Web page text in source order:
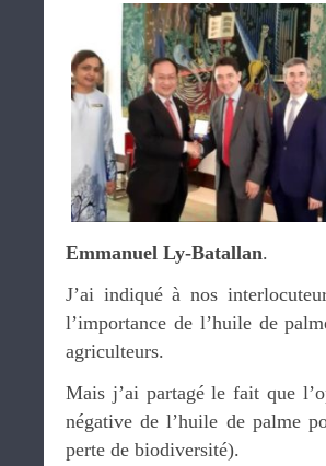
Emmanuel Ly-Batallan.
J’ai indiqué à nos
l’importance de l’huile de
agriculteurs.
Mais j’ai partagé le fait que
négative de l’huile de palme
perte de biodiversité).